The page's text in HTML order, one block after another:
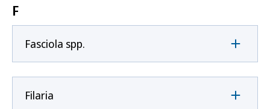
F
Fasciola spp.
Filaria